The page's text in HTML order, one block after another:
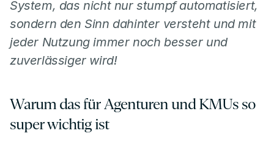
System, das nicht nur stumpf automatisiert,
sondern den Sinn dahinter versteht und mit
jeder Nutzung immer noch besser und
zuverlässiger wird!
Warum das für Agenturen und KMUs so
super wichtig ist